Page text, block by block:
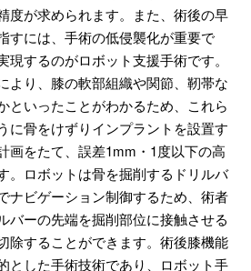
度が求められます。また、術後の早
すには、手術の低侵襲化が重要で
するのがロボット支援手術です。
より、膝の軟部組織や関節、靭帯な
といったことがわかるため、これら
に骨をけずりインプラントを設置す
画をたて、誤差1mm・1度以下の高
。ロボットは骨を掘削するドリルバ
ナビゲーション制御するため、術者
バーの先端を掘削部位に接触させる
除することができます。術後膝機能
とした手術技術であり、ロボット手